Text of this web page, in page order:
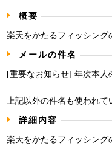
概要
楽天をかたるフィッシング
メールの件名
[重要なお知らせ] 年次本人
上記以外の件名も使われて
詳細内容
楽天をかたるフィッシング